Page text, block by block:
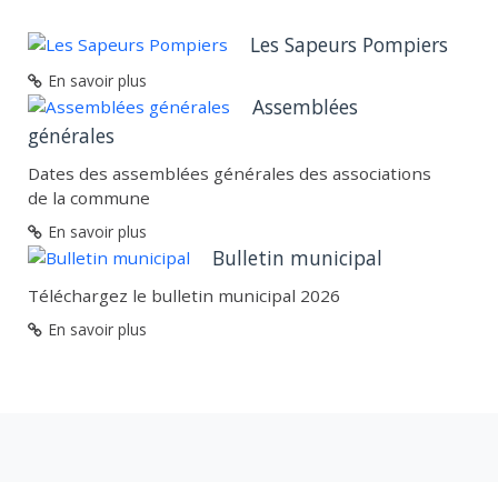
Les Sapeurs Pompiers
En savoir plus
Assemblées
générales
Dates des assemblées générales des associations
de la commune
En savoir plus
Bulletin municipal
Téléchargez le bulletin municipal 2026
En savoir plus